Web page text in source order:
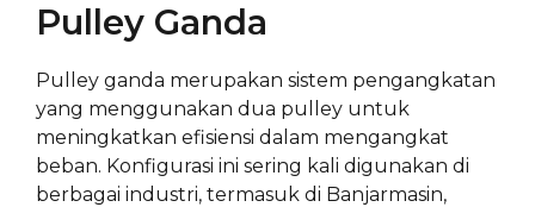
Pulley Ganda
Pulley ganda merupakan sistem pengangkatan
yang menggunakan dua pulley untuk
meningkatkan efisiensi dalam mengangkat
beban. Konfigurasi ini sering kali digunakan di
berbagai industri, termasuk di Banjarmasin,